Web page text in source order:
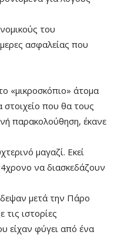
του
ασφαλείας που
«μικροσκόπιο» άτομα
που θα τους
παρακολούθηση, έκανε
μαγαζί. Εκεί
να διασκεδάζουν
μετά την Πάρο
ιστορίες
είχαν φύγει από ένα